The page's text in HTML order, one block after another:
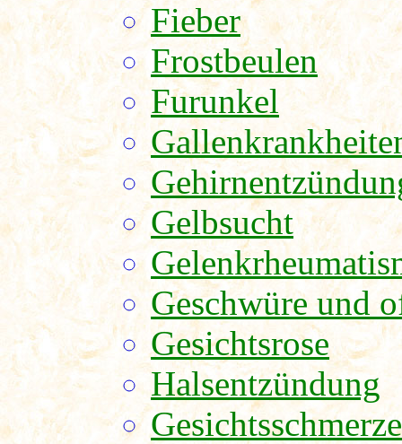
Fieber
Frostbeulen
Furunkel
Gelbsucht
Geschwüre und
Gesichtsrose
Halsentzündung